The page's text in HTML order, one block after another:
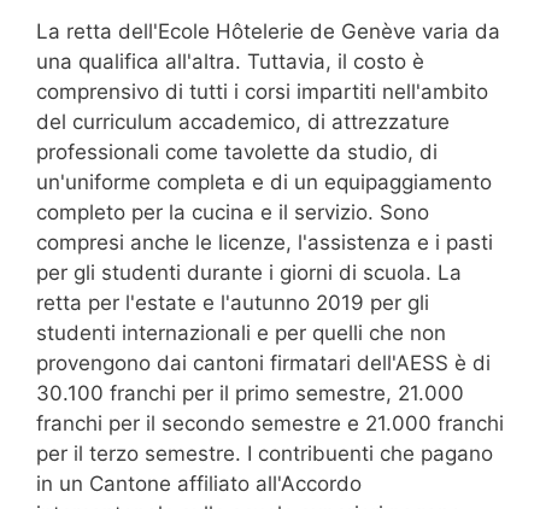
La retta dell'Ecole Hôtelerie de Genève varia da
una qualifica all'altra. Tuttavia, il costo è
comprensivo di tutti i corsi impartiti nell'ambito
del curriculum accademico, di attrezzature
professionali come tavolette da studio, di
un'uniforme completa e di un equipaggiamento
completo per la cucina e il servizio. Sono
compresi anche le licenze, l'assistenza e i pasti
per gli studenti durante i giorni di scuola. La
retta per l'estate e l'autunno 2019 per gli
studenti internazionali e per quelli che non
provengono dai cantoni firmatari dell'AESS è di
30.100 franchi per il primo semestre, 21.000
franchi per il secondo semestre e 21.000 franchi
per il terzo semestre. I contribuenti che pagano
in un Cantone affiliato all'Accordo